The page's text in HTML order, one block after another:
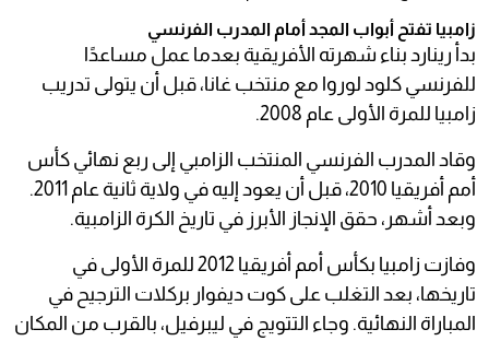
زامبيا تفتح أبواب المجد أمام المدرب الفرنسي
بدأ رينارد بناء شهرته الأفريقية بعدما عمل مساعدًا
للفرنسي كلود لوروا مع منتخب غانا، قبل أن يتولى تدريب
زامبيا للمرة الأولى عام 2008.
وقاد المدرب الفرنسي المنتخب الزامبي إلى ربع نهائي كأس
أمم أفريقيا 2010، قبل أن يعود إليه في ولاية ثانية عام 2011.
وبعد أشهر، حقق الإنجاز الأبرز في تاريخ الكرة الزامبية.
وفازت زامبيا بكأس أمم أفريقيا 2012 للمرة الأولى في
تاريخها، بعد التغلب على كوت ديفوار بركلات الترجيح في
المباراة النهائية. وجاء التتويج في ليبرفيل، بالقرب من المكان